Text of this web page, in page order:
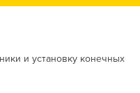
и установку конечных